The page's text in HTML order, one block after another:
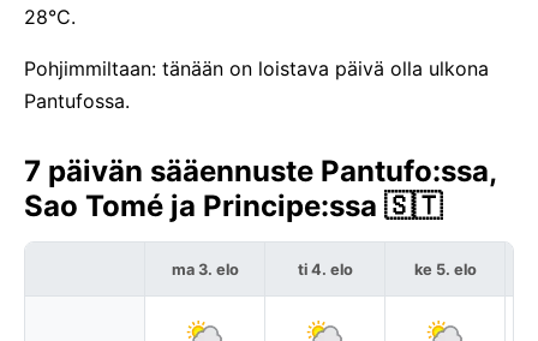
28°C.
Pohjimmiltaan: tänään on loistava päivä olla ulkona
Pantufossa.
7 päivän sääennuste Pantufo:ssa,
Sao Tomé ja Principe:ssa 🇸🇹
ma 3. elo ti 4. elo ke 5. elo